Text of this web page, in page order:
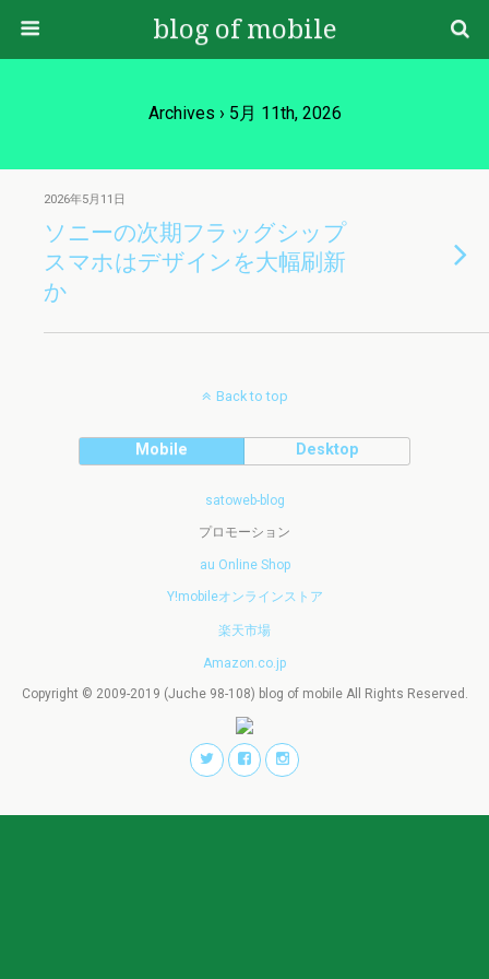
blog of mobile
Archives › 5月 11th, 2026
2026年5月11日
ソニーの次期フラッグシップ
スマホはデザインを大幅刷新
か
Back to top
Mobile Desktop
satoweb-blog
プロモーション
au Online Shop
Y!mobileオンラインストア
楽天市場
Amazon.co.jp
Copyright © 2009-2019 (Juche 98-108) blog of mobile All Rights Reserved.